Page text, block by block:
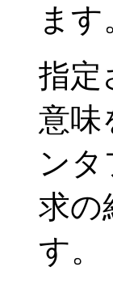
ます
指定
意味
ン
求の
す。